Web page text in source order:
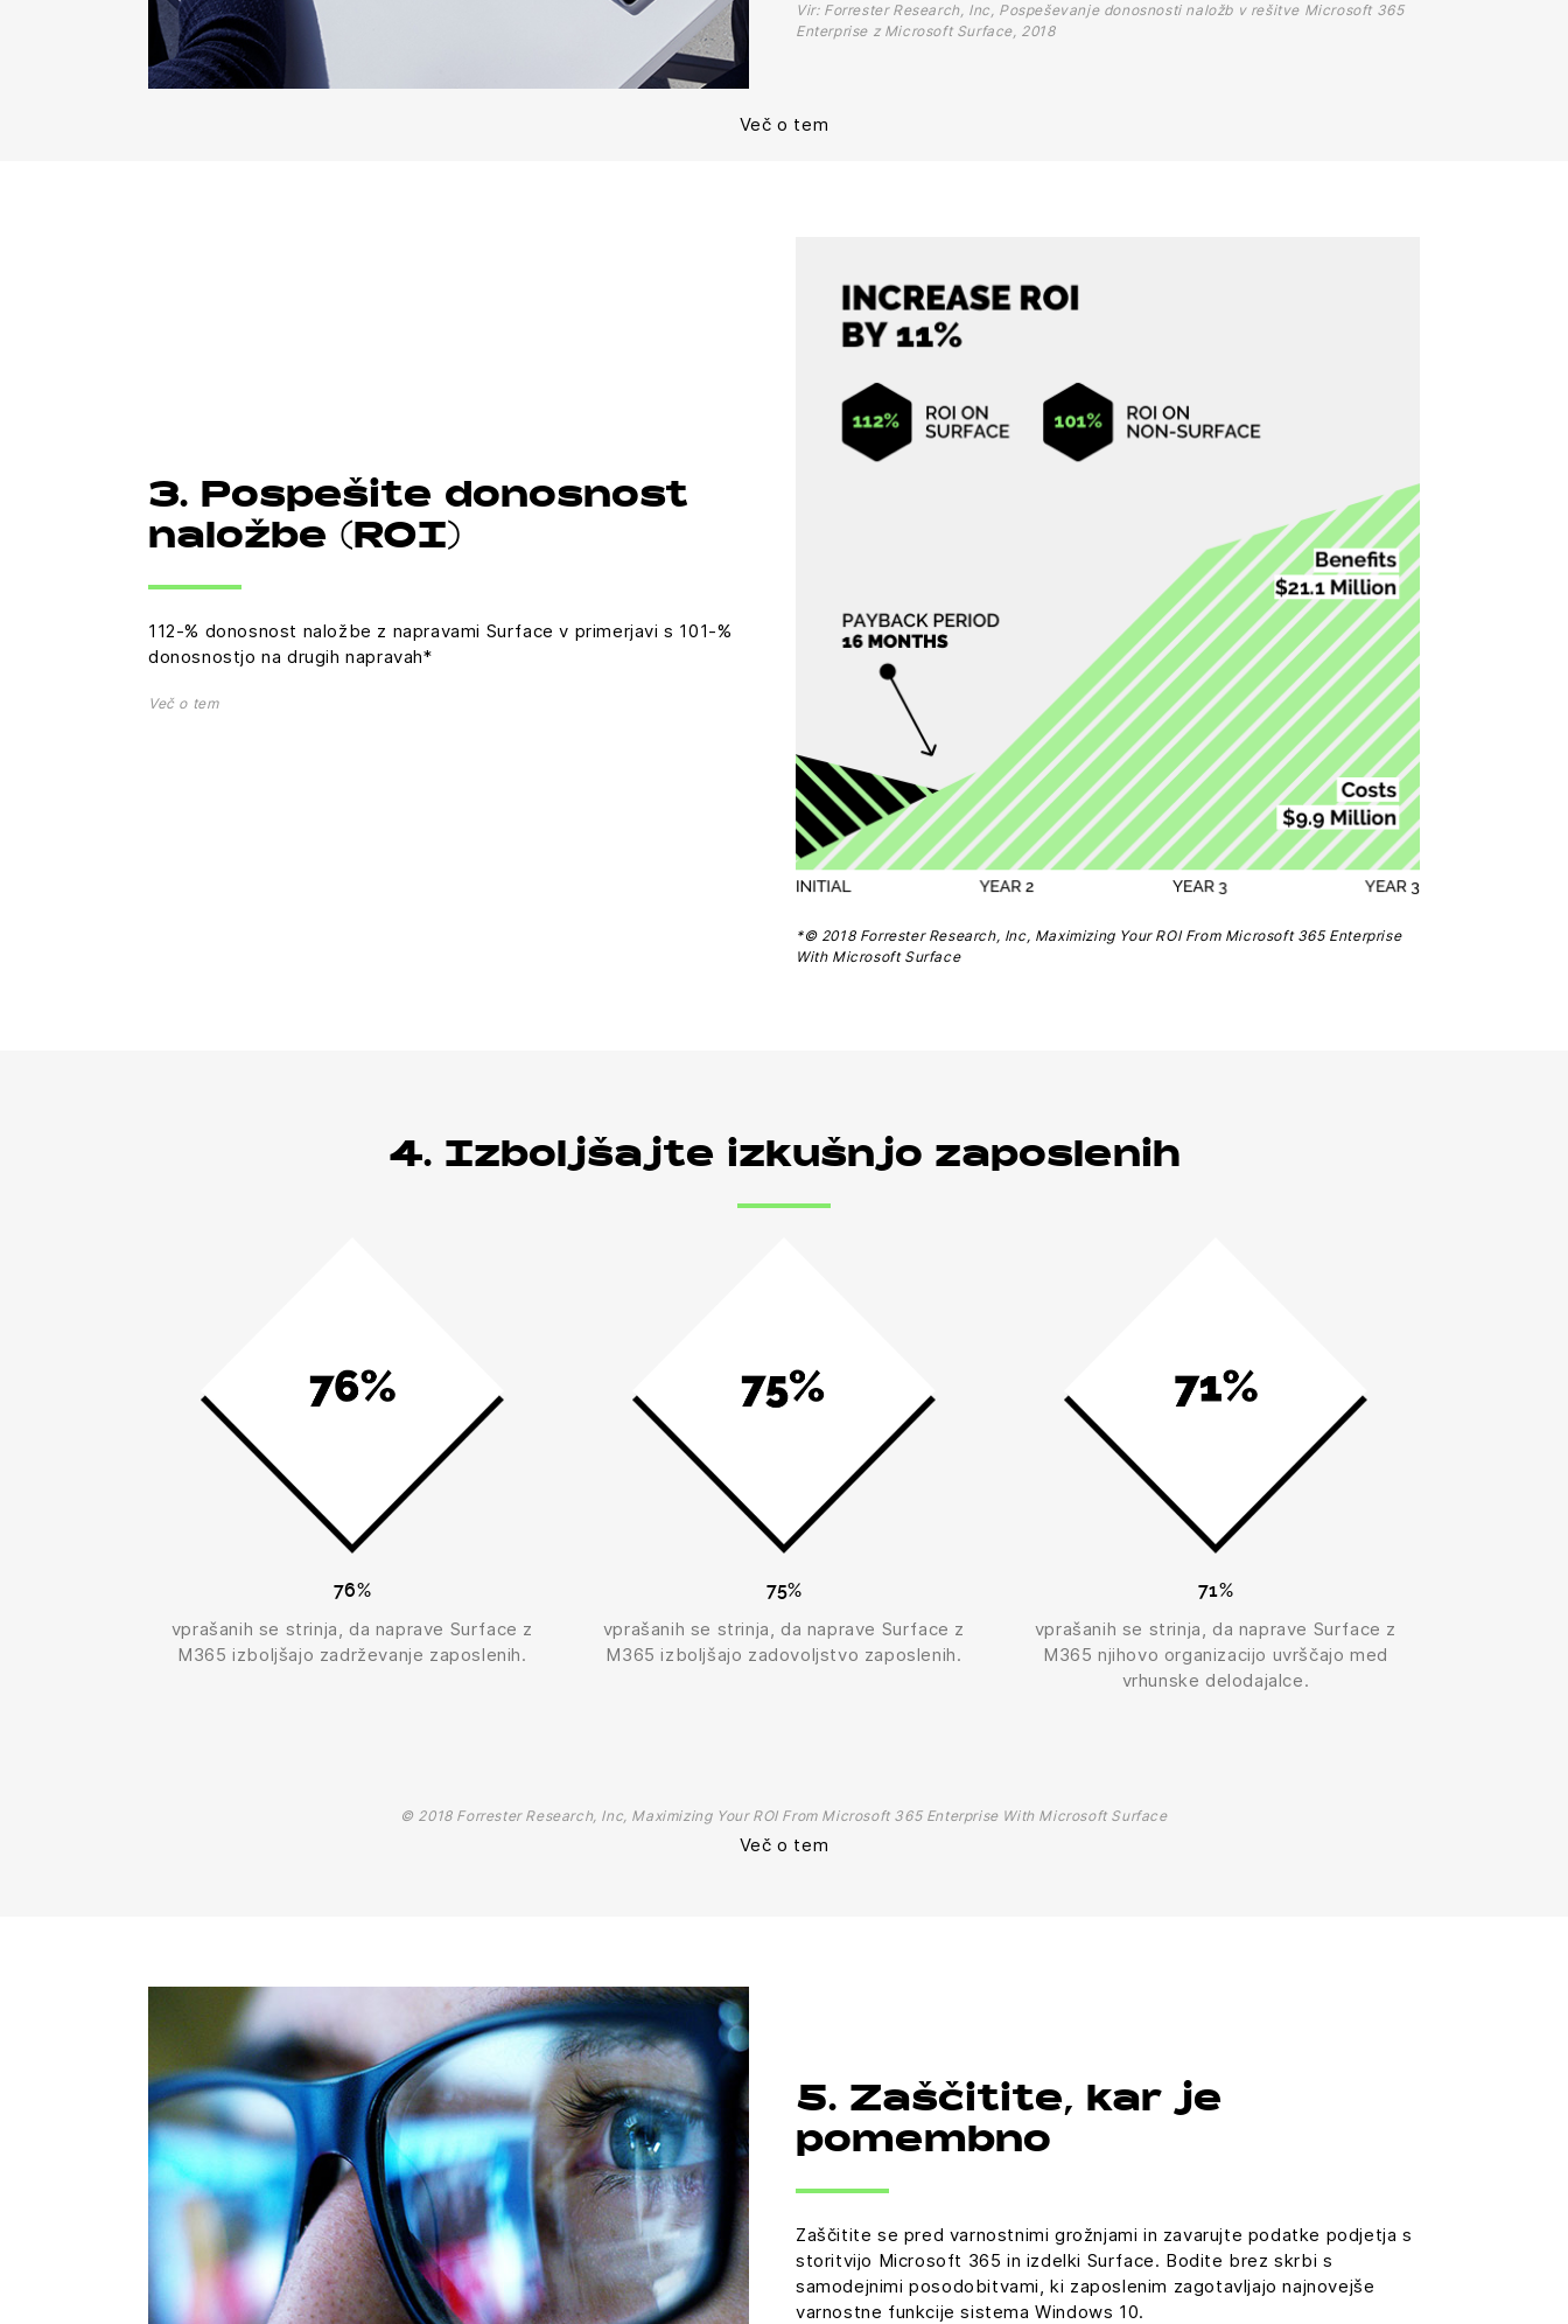
Vir: Forrester Research, Inc, Pospeševanje donosnosti naložb v rešitve Microsoft 365
Enterprise z Microsoft Surface, 2018
Več o tem
3. Pospešite donosnost
naložbe (ROI)
112-% donosnost naložbe z napravami Surface v primerjavi s 101-%
donosnostjo na drugih napravah*
Več o tem
*© 2018 Forrester Research, Inc, Maximizing Your ROI From Microsoft 365 Enterprise
With Microsoft Surface
4. Izboljšajte izkušnjo zaposlenih
76%
vprašanih se strinja, da naprave Surface z
M365 izboljšajo zadrževanje zaposlenih.
75%
vprašanih se strinja, da naprave Surface z
M365 izboljšajo zadovoljstvo zaposlenih.
71%
vprašanih se strinja, da naprave Surface z
M365 njihovo organizacijo uvrščajo med
vrhunske delodajalce.
© 2018 Forrester Research, Inc, Maximizing Your ROI From Microsoft 365 Enterprise With Microsoft Surface
Več o tem
5. Zaščitite, kar je
pomembno
Zaščitite se pred varnostnimi grožnjami in zavarujte podatke podjetja s
storitvijo Microsoft 365 in izdelki Surface. Bodite brez skrbi s
samodejnimi posodobitvami, ki zaposlenim zagotavljajo najnovejše
varnostne funkcije sistema Windows 10.